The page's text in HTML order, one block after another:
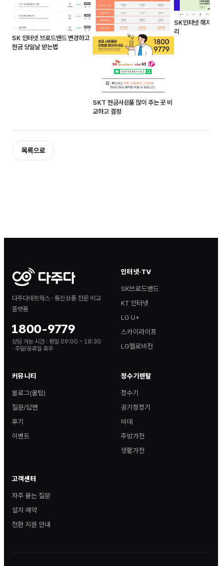
SK 인터넷 브로드밴드 변경하고
현금 당일날 받는법
SKT 현금사은품 많이 주는 곳 비
교하고 결정
SK인터넷 해지 방
리
목록으로
다주다네트웍스 · 통신상품 전문 비교
플랫폼
1800-9779
상담 가능 시간 : 평일 09:00 ~ 18:30
· 주말/공휴일 휴무
인터넷·TV
SK브로드밴드
KT 인터넷
LG U+
스카이라이프
LG헬로비전
커뮤니티
블로그(꿀팁)
질문/답변
후기
이벤트
정수기렌탈
정수기
공기청정기
비데
주방가전
생활가전
고객센터
자주 묻는 질문
설치 예약
전환 지원 안내